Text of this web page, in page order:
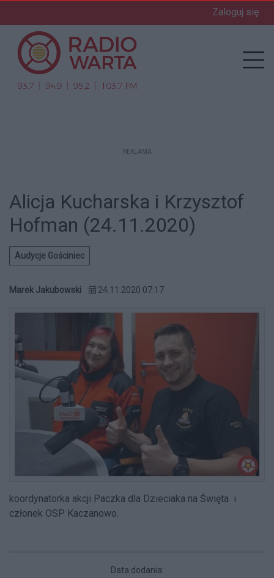
Zaloguj się
REKLAMA
Alicja Kucharska i Krzysztof
Hofman (24.11.2020)
Audycje Gościniec
Marek Jakubowski 24.11.2020 07:17
koordynatorka akcji Paczka dla Dzieciaka na Święta i
członek OSP Kaczanowo.
Data dodania: